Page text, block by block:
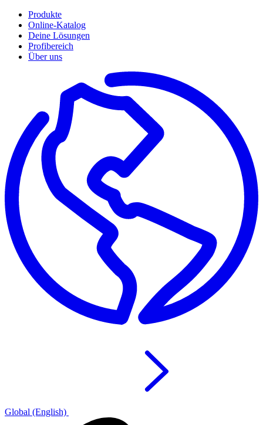
Produkte
Online-Katalog
Deine Lösungen
Profibereich
Über uns
Global (English)